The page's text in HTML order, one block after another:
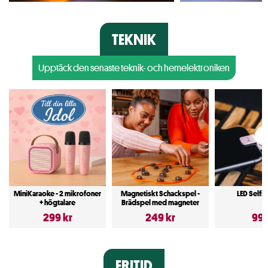
TEKNIK
Upptäck den senaste teknik- och hemelektroniken
MiniKaraoke - 2 mikrofoner
+ högtalare
299 kr
Magnetiskt Schackspel -
Brädspel med magneter
249 kr
LED
99